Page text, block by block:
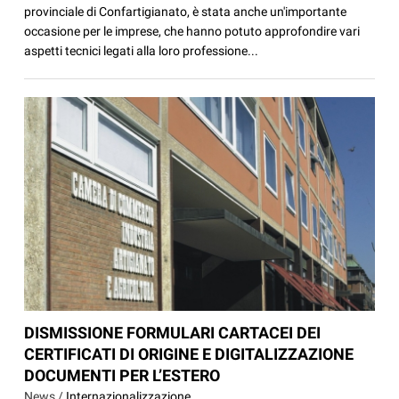
provinciale di Confartigianato, è stata anche un'importante
occasione per le imprese, che hanno potuto approfondire vari
aspetti tecnici legati alla loro professione...
DISMISSIONE FORMULARI CARTACEI DEI
CERTIFICATI DI ORIGINE E DIGITALIZZAZIONE
DOCUMENTI PER L’ESTERO